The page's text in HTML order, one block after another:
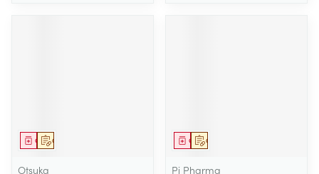
Op voorschrift
Geneesmiddel
Otsuka
Op voorschrift
Geneesmiddel
Pi Pharma